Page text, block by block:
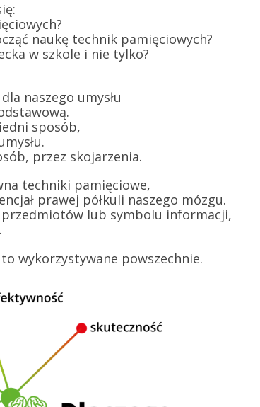
naukę technik pamięciowych?
w szkole i nie tylko?
naszego umysłu
sposób,
przez skojarzenia.
techniki pamięciowe,
prawej półkuli naszego mózgu.
lub symbolu informacji,
wykorzystywane powszechnie.